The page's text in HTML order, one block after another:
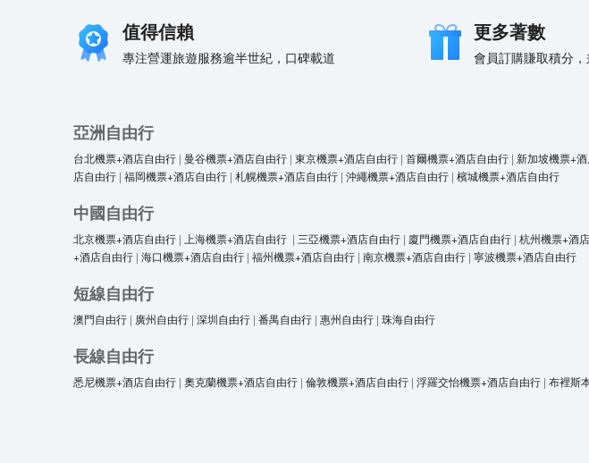
值得信賴
專注營運旅遊服務逾半世紀，口碑載道
更多著數
會員訂購賺取積分
亞洲自由行
台北機票+酒店自由行 | 曼谷機票+酒店自由行 | 東京機票+酒店自由行 | 首爾機票+酒店自由行 | 新加坡機票+
店自由行 | 福岡機票+酒店自由行 | 札幌機票+酒店自由行 | 沖繩機票+酒店自由行 | 檳城機票+酒店自由行
中國自由行
北京機票+酒店自由行 | 上海機票+酒店自由行 | 三亞機票+酒店自由行 | 廈門機票+酒店自由行 | 杭州機票+酒
+酒店自由行 | 海口機票+酒店自由行 | 福州機票+酒店自由行 | 南京機票+酒店自由行 | 寧波機票+酒店自由行
短線自由行
澳門自由行 | 廣州自由行 | 深圳自由行 | 番禺自由行 | 惠州自由行 | 珠海自由行
長線自由行
悉尼機票+酒店自由行 | 奧克蘭機票+酒店自由行 | 倫敦機票+酒店自由行 | 浮羅交怡機票+酒店自由行 | 布裡斯